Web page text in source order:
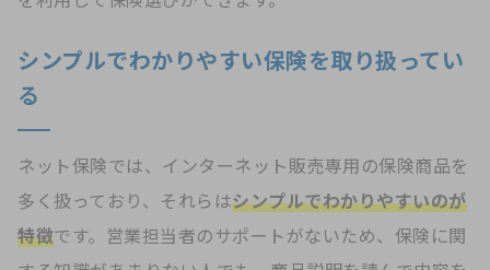
シンプルでわかりやすい保険を取り扱ってい
る
ネット保険では、インターネット販売専用の保険商品を
多く扱っており、それらはシンプルでわかりやすいのが
特徴です。営業担当者のサポートがないため、保険に関